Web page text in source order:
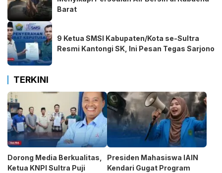
Barat
9 Ketua SMSI Kabupaten/Kota se-Sultra
Resmi Kantongi SK, Ini Pesan Tegas Sarjono
TERKINI
Dorong Media Berkualitas,
Ketua KNPI Sultra Puji
Presiden Mahasiswa IAIN
Kendari Gugat Program